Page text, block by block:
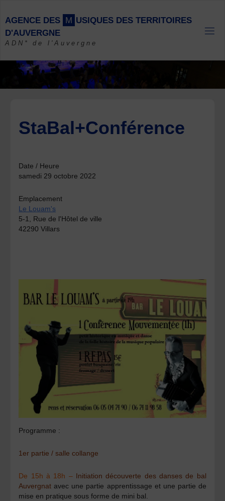
content
AGENCE DES M USIQUES DES TERRITOIRES
D'AUVERGNE
ADN* de l'Auvergne
StaBal+Conférence
Date / Heure
samedi 29 octobre 2022
Emplacement
Le Louam's
5-1, Rue de l'Hôtel de ville
42290 Villars
Programme :
1er partie / salle collange
De 15h à 18h – Initiation découverte des danses de bal
Auvergnat avec une partie apprentissage et une partie de
mise en pratique sous forme de mini bal.